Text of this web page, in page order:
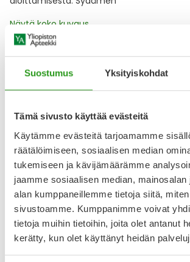
Suostumus Yksityiskohdat
Tämä sivusto käyttää evästeitä
Käytämme evästeitä tarjoamamme
räätälöimiseen, sosiaalisen median
tukemiseen ja kävijämäärämme
jaamme sosiaalisen median,
alan kumppaneillemme tietoja siitä,
sivustoamme. Kumppanimme voivat
tietoja muihin tietoihin, joita olet antanut
kerätty, kun olet käyttänyt heidän
Näytä koko kuvaus
Lääkkeillä ja reseptillä ostetuilla
palautusoikeutta.
Varaa reseptilääke apteekkiin,
Katso kaikki LOSARTAN
YA-muistuttaja